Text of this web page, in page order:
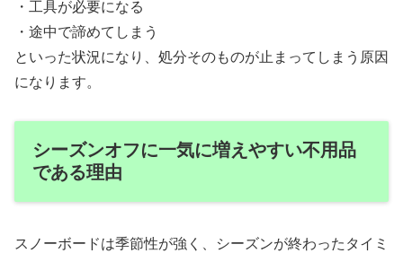
・工具が必要になる
・途中で諦めてしまう
といった状況になり、処分そのものが止まってしまう原因
になります。
シーズンオフに一気に増えやすい不用品
である理由
スノーボードは季節性が強く、シーズンが終わったタイミ